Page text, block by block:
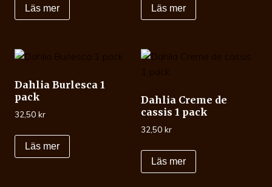
Läs mer Läs mer
Dahlia Burlesca 1
pack
32,50 kr
Läs mer
Dahlia Creme de
cassis 1 pack
32,50 kr
Läs mer